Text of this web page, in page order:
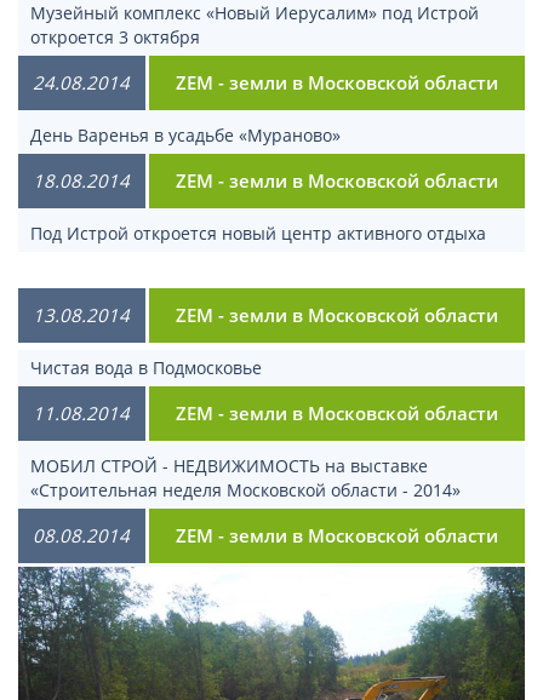
Музейный комплекс «Новый Иерусалим» под Истрой
откроется 3 октября
24.08.2014 ZEM - земли в Московской области
День Варенья в усадьбе «Мураново»
18.08.2014 ZEM - земли в Московской области
Под Истрой откроется новый центр активного отдыха
13.08.2014 ZEM - земли в Московской области
Чистая вода в Подмосковье
11.08.2014 ZEM - земли в Московской области
МОБИЛ СТРОЙ - НЕДВИЖИМОСТЬ на выставке
«Строительная неделя Московской области - 2014»
08.08.2014 ZEM - земли в Московской области